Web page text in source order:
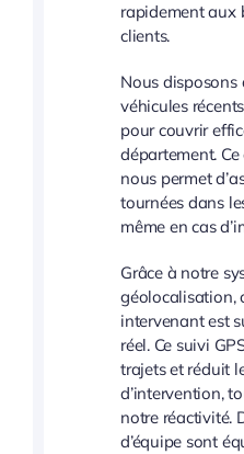
rapidement aux
clients.
Nous disposons
véhicules
pour couvrir
département.
nous permet
tournées dans
même en cas
Grâce à notre
géolocalisation,
intervenant est
réel. Ce suivi
trajets et réduit
d’intervention,
notre réactivité.
d’équipe sont